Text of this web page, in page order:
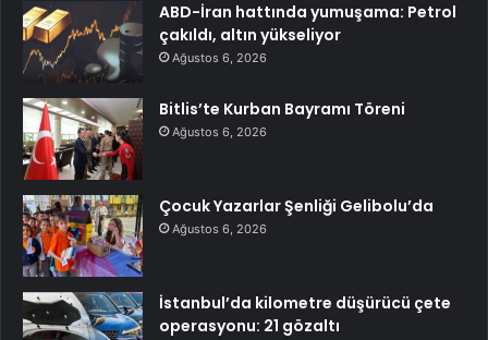
ABD-İran hattında yumuşama: Petrol
çakıldı, altın yükseliyor
Ağustos 6, 2026
Bitlis’te Kurban Bayramı Töreni
Ağustos 6, 2026
Çocuk Yazarlar Şenliği Gelibolu’da
Ağustos 6, 2026
İstanbul’da kilometre düşürücü çete
operasyonu: 21 gözaltı